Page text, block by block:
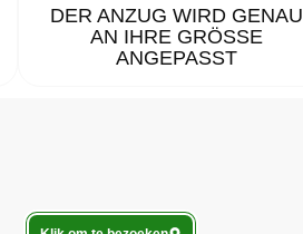
DER ANZUG WIRD GENAU
AN IHRE GRÖSSE A
NGEPASST